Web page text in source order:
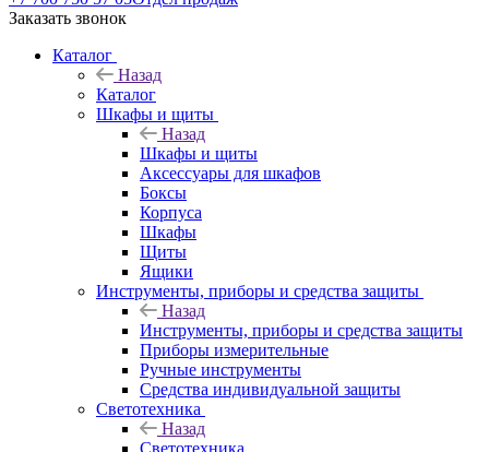
Заказать звонок
Каталог
Назад
Каталог
Шкафы и щиты
Назад
Шкафы и щиты
Аксессуары для шкафов
Боксы
Корпуса
Шкафы
Щиты
Ящики
Инструменты, приборы и средства защиты
Назад
Инструменты, приборы и средства защиты
Приборы измерительные
Ручные инструменты
Средства индивидуальной защиты
Светотехника
Назад
Светотехника